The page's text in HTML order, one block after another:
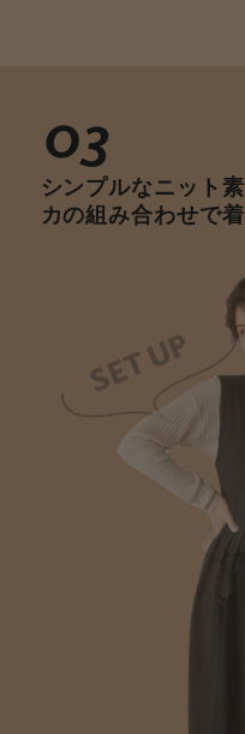
03
シンプルなニット
カの組み合わせで